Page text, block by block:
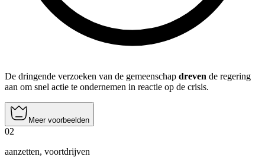
De dringende verzoeken van de gemeenschap dreven de regering
aan om snel actie te ondernemen in reactie op de crisis.
Meer voorbeelden
02
aanzetten, voortdrijven